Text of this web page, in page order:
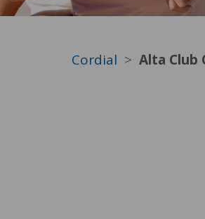
Cordial Alta Club